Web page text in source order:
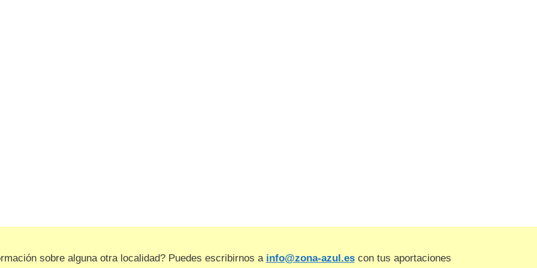
sobre alguna otra localidad? Puedes escribirnos a info@zona-azul.escon tus aportaciones